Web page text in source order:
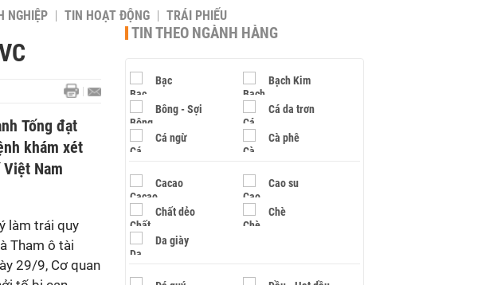
NGHIỆP TIN HOẠT ĐỘNG TRÁI PHIẾU
Tống đạt
khám xét
Nam
làm trái quy
Tham ô tài
29/9, Cơ quan
TIN THEO NGÀNH HÀNG
Bạc Bạch Kim
Bông - Sợi Cá da trơn
Cá ngừ Cà phê
Cacao Cao su
Chất dẻo Chè
Da giày